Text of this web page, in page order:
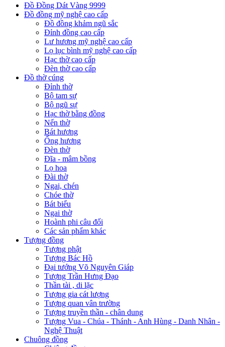
Đồ Đồng Dát Vàng 9999
Đồ đồng mỹ nghệ cao cấp
Đồ đồng khảm ngũ sắc
Đỉnh đồng cao cấp
Lư hương mỹ nghệ cao cấp
Lọ lục bình mỹ nghệ cao cấp
Hạc thờ cao cấp
Đèn thờ cao cấp
Đồ thờ cúng
Đỉnh thờ
Bộ tam sự
Bộ ngũ sự
Hạc thờ bằng đồng
Nến thờ
Bát hương
Ống hương
Đèn thờ
Đĩa - mâm bồng
Lọ hoa
Đài thờ
Ngai, chén
Chóe thờ
Bát biểu
Ngai thờ
Hoành phi câu đối
Các sản phẩm khác
Tượng đồng
Tượng phật
Tượng Bác Hồ
Đại tướng Võ Nguyên Giáp
Tượng Trần Hưng Đạo
Thần tài , di lặc
Tượng gia cát lượng
Tượng quan vân trường
Tượng truyền thần - chân dung
Tượng Vua - Chúa - Thánh - Anh Hùng - Danh Nhân -
Nghệ Thuật
Chuông đồng